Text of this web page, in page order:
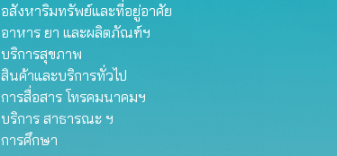
อสังหาริมทรัพย์และที่อยู่อาศัย
อาหาร ยา และผลิตภัณฑ์ฯ
บริการสุขภาพ
สินค้าและบริการทั่วไป
การสื่อสาร โทรคมนาคมฯ
บริการ สาธารณะ ฯ
การศึกษา